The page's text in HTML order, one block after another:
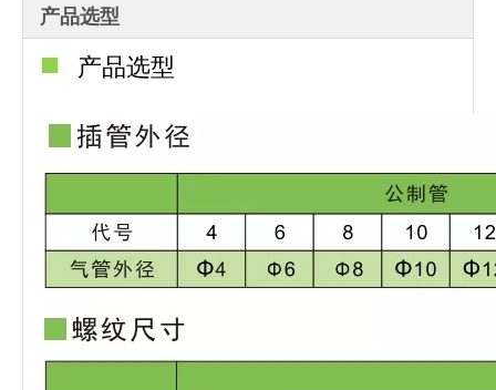
产品选型
■ 产品选型